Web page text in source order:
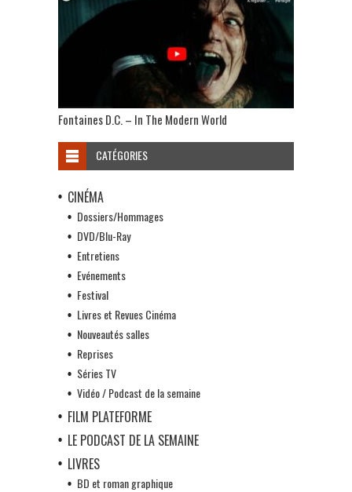
Fontaines D.C. – In The Modern World
CATÉGORIES
CINÉMA
Dossiers/Hommages
DVD/Blu-Ray
Entretiens
Evénements
Festival
Livres et Revues Cinéma
Nouveautés salles
Reprises
Séries TV
Vidéo / Podcast de la semaine
FILM PLATEFORME
LE PODCAST DE LA SEMAINE
LIVRES
BD et roman graphique